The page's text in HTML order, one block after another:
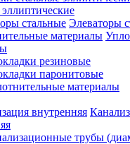
Элеваторы
резиновые
паронитовые
материалы
трубы